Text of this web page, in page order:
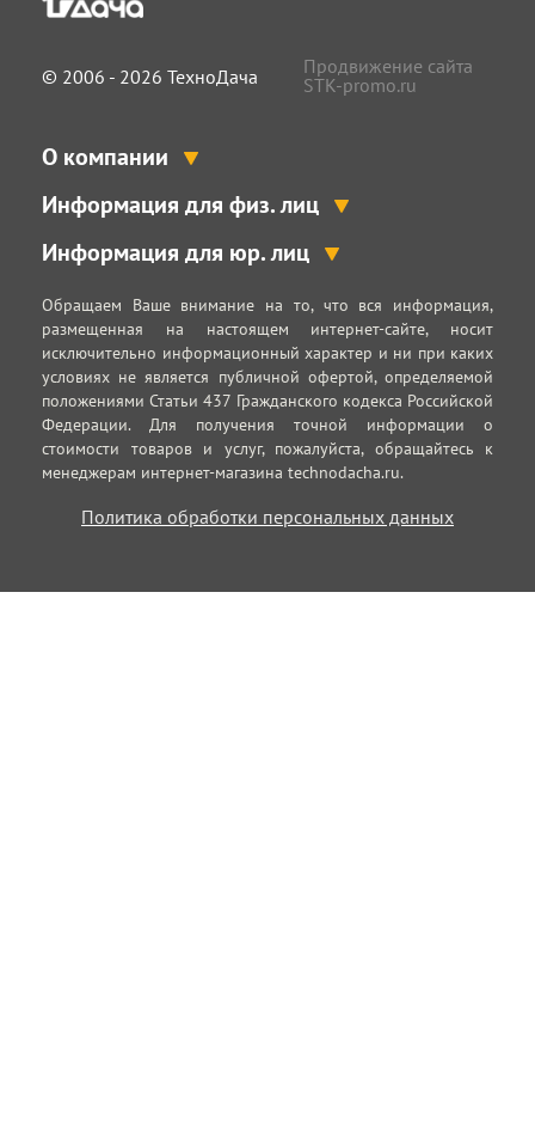
© 2006 - 2026 ТехноДача
Продвижение сайта
STK-promo.ru
О компании
Информация для физ. лиц
Информация для юр. лиц
Обращаем Ваше внимание на то, что вся информация,
размещенная на настоящем интернет-сайте, носит
исключительно информационный характер и ни при каких
условиях не является публичной офертой, определяемой
положениями Статьи 437 Гражданского кодекса Российской
Федерации. Для получения точной информации о
стоимости товаров и услуг, пожалуйста, обращайтесь к
менеджерам интернет-магазина technodacha.ru.
Политика обработки персональных данных